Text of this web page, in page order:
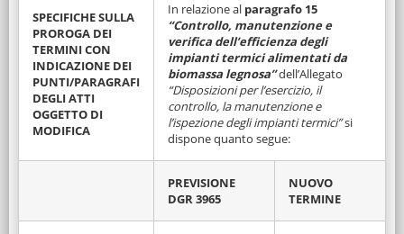
SPECIFICHE SULLA
PROROGA DEI
TERMINI CON
INDICAZIONE DEI
PUNTI/PARAGRAFI
DEGLI ATTI
OGGETTO DI
MODIFICA
In relazione al paragrafo 15
“Controllo, manutenzione e
verifica dell’efficienza degli
impianti termici alimentati da
biomassa legnosa”dell’Allegato
“Disposizioni per l’esercizio, il
controllo, la manutenzione e
l’ispezione degli impianti termici”si
dispone quanto segue:
PREVISIONE
DGR 3965
NUOVO
TERMINE